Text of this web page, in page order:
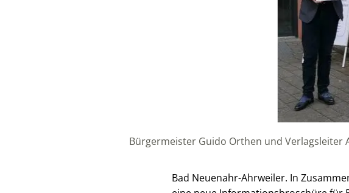
Bürgermeister Guido Orthen und Verlagsleiter
Bad Neuenahr-Ahrweiler. In